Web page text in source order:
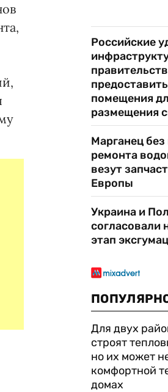
Российские
помещения
размещения
Марганец
ремонта
везут
Европы
Украина и
согласовали
этап
Для двух
строят
но их может
комфортной
домах